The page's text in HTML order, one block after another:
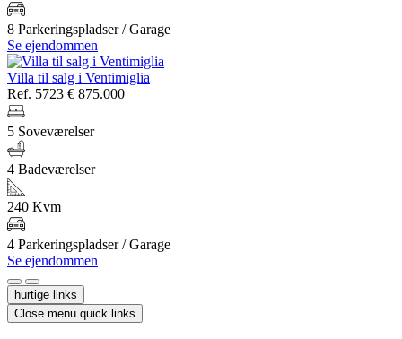
8 Parkeringspladser / Garage
Se ejendommen
Villa til salg i Ventimiglia
Ref. 5723 € 875.000
5 Soveværelser
4 Badeværelser
240 Kvm
4 Parkeringspladser / Garage
Se ejendommen
hurtige links
Close menu quick links